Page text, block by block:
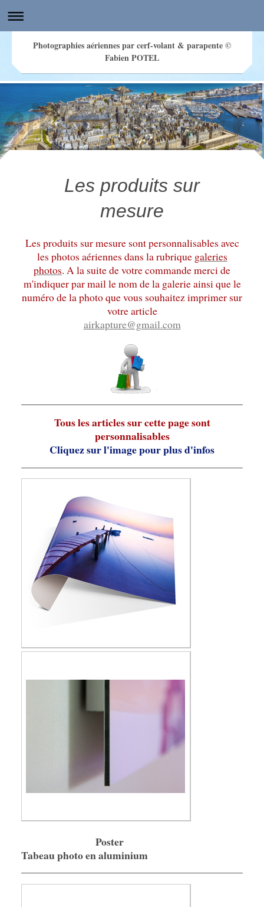
Photographies aériennes par cerf-volant & parapente ©
Fabien POTEL
Les produits sur
mesure
Les produits sur mesure sont personnalisables avec
les photos aériennes dans la rubrique galeries
photos. A la suite de votre commande merci de
m'indiquer par mail le nom de la galerieainsi que le
numéro de la photo que vous souhaitez imprimer sur
votre article
airkapture@gmail.com
Tous les articles sur cette page sont
personnalisables
Cliquez sur l'image pour plus d'infos
Poster
Tabeau photo en aluminium